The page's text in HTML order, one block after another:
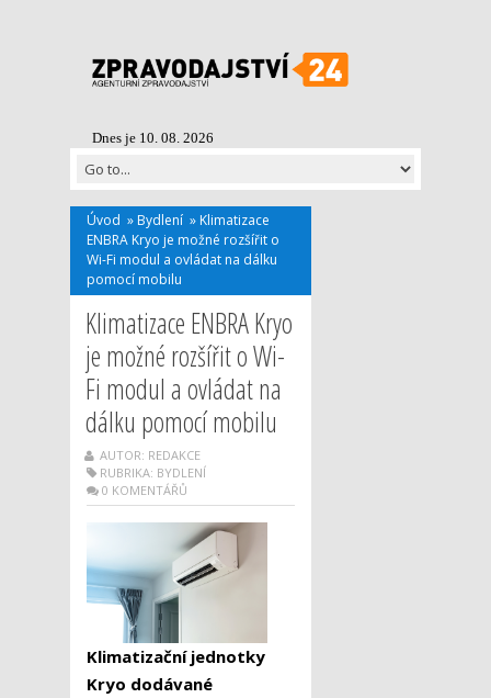
Dnes je 10. 08. 2026
Úvod » Bydlení » Klimatizace
ENBRA Kryo je možné rozšířit o
Wi-Fi modul a ovládat na dálku
pomocí mobilu
Klimatizace ENBRA Kryo
je možné rozšířit o Wi-
Fi modul a ovládat na
dálku pomocí mobilu
AUTOR: REDAKCE
RUBRIKA: BYDLENÍ
0 KOMENTÁŘŮ
Klimatizační jednotky
Kryo dodávané